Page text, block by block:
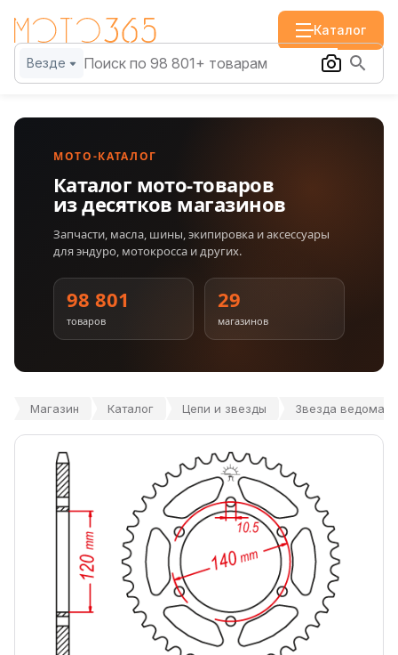
Каталог
Везде
МОТО-КАТАЛОГ
Каталог мото-товаров
из десятков магазинов
Запчасти, масла, шины, экипировка и аксессуары
для эндуро, мотокросса и других.
98 801
товаров
29
магазинов
Магазин Каталог Цепи и звезды Звезда ведомая